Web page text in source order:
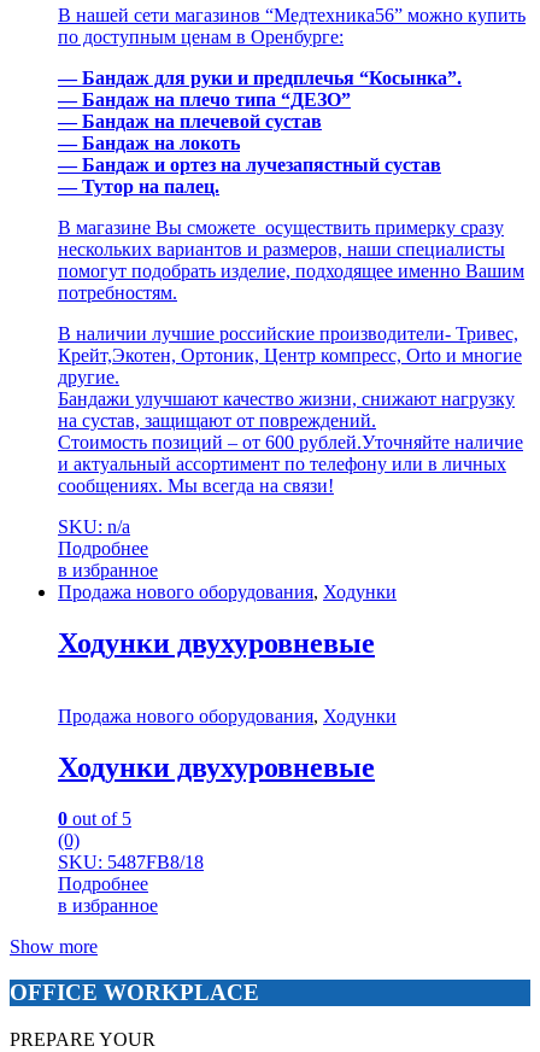
В нашей сети магазинов “Медтехника56” можно купить
по доступным ценам в Оренбурге:
— Бандаж для руки и предплечья “Косынка”.
— Бандаж на плечо типа “ДЕЗО”
— Бандаж на плечевой сустав
— Бандаж на локоть
— Бандаж и ортез на лучезапястный сустав
— Тутор на палец.
В магазине Вы сможете осуществить примерку сразу
нескольких вариантов и размеров, наши специалисты
помогут подобрать изделие, подходящее именно Вашим
потребностям.
В наличии лучшие российские производители- Тривес,
Крейт,Экотен, Ортоник, Центр компресс, Оrtо и многие
другие.
Бандажи улучшают качество жизни, снижают нагрузку
на сустав, защищают от повреждений.
Стоимость позиций – от 600 рублей.Уточняйте наличие
и актуальный ассортимент по телефону или в личных
сообщениях. Мы всегда на связи!
SKU: n/a
Подробнее
в избранное
Продажа нового оборудования, Ходунки
Ходунки двухуровневые
Продажа нового оборудования, Ходунки
Ходунки двухуровневые
0 out of 5
(0)
SKU: 5487FB8/18
Подробнее
в избранное
Show more
OFFICE WORKPLACE
PREPARE YOUR